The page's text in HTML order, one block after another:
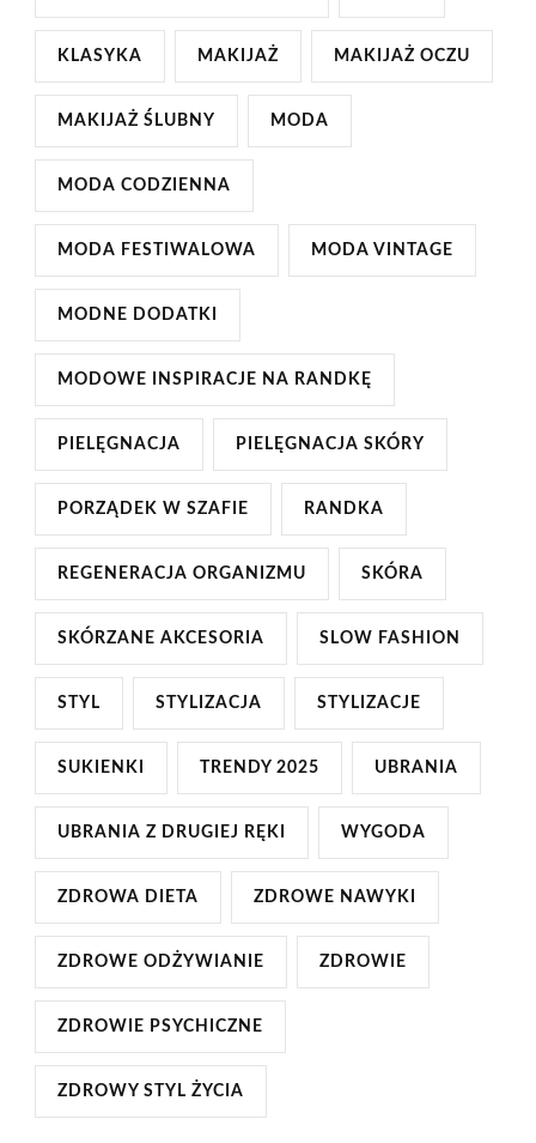
KLASYKA MAKIJAŻ MAKIJAŻ OCZU
MAKIJAŻ ŚLUBNY MODA
MODA CODZIENNA
MODA FESTIWALOWA MODA VINTAGE
MODNE DODATKI
MODOWE INSPIRACJE NA RANDKĘ
PIELĘGNACJA PIELĘGNACJA SKÓRY
PORZĄDEK W SZAFIE RANDKA
REGENERACJA ORGANIZMU SKÓRA
SKÓRZANE AKCESORIA SLOW FASHION
STYL STYLIZACJA STYLIZACJE
SUKIENKI TRENDY 2025 UBRANIA
UBRANIA Z DRUGIEJ RĘKI WYGODA
ZDROWA DIETA ZDROWE NAWYKI
ZDROWE ODŻYWIANIE ZDROWIE
ZDROWIE PSYCHICZNE
ZDROWY STYL ŻYCIA